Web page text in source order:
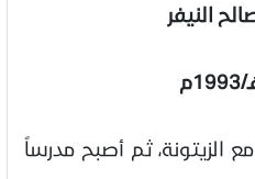
النيفر
الزيتونة، ثم أصبح مدرساً